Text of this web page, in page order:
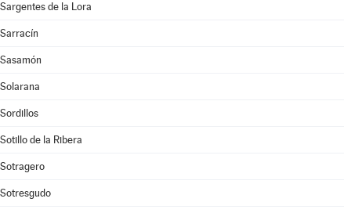
Sargentes de la Lora
Sarracín
Sasamón
Solarana
Sordillos
Sotillo de la Ribera
Sotragero
Sotresgudo